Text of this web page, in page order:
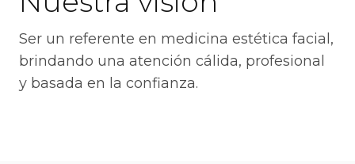
Ser un referente en medicina estética facial,
brindando una atención cálida, profesional
y basada en la confianza.